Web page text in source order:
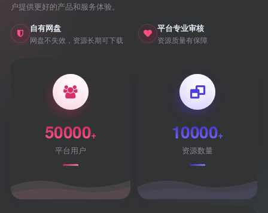
户提供更好的产品和服务体验。
自有网盘
网盘不失效，资源长期可下载
平台专业审核
资源质量有保障
50000+
平台用户
10000+
资源数量